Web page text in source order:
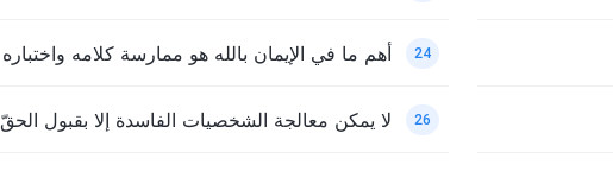
24 أهم ما في الإيمان بالله هو ممارسة كلامه واختباره
26 لا يمكن معالجة الشخصيات الفاسدة إلا بقبول الحقّ